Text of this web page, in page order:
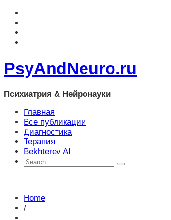
PsyAndNeuro.ru
Психиатрия & Нейронауки
Главная
Все публикации
Диагностика
Терапия
Bekhterev AI
Home
/